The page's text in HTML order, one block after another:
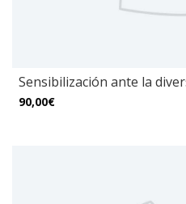
Sensibilización ante la
90,00€